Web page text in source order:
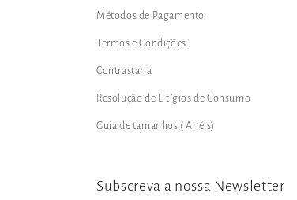
Métodos de Pagamento
Termos e Condições
Contrastaria
Resolução de Litígios de Consumo
Guia de tamanhos ( Anéis)
Subscreva a nossa Newsletter